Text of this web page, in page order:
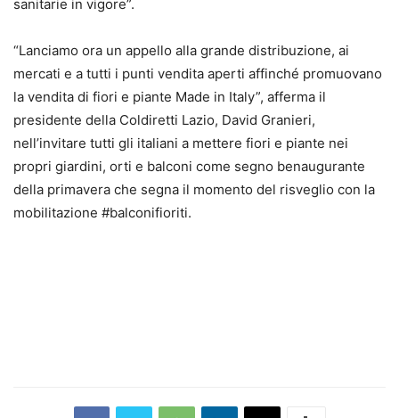
sanitarie in vigore”.
“Lanciamo ora un appello alla grande distribuzione, ai
mercati e a tutti i punti vendita aperti affinché promuovano
la vendita di fiori e piante Made in Italy”, afferma il
presidente della Coldiretti Lazio, David Granieri,
nell’invitare tutti gli italiani a mettere fiori e piante nei
propri giardini, orti e balconi come segno benaugurante
della primavera che segna il momento del risveglio con la
mobilitazione #balconifioriti.